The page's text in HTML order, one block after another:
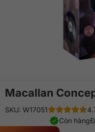
Macallan
SKU: W17051
Còn hàng